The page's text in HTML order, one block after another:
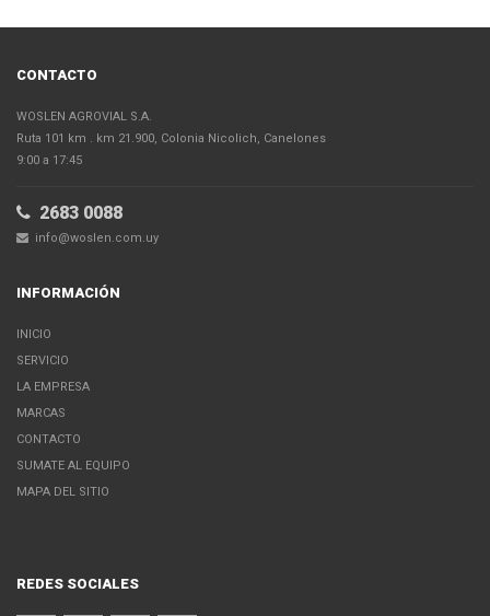
CONTACTO
WOSLEN AGROVIAL S.A.
Ruta 101 km . km 21.900, Colonia Nicolich, Canelones
9:00 a 17:45
2683 0088
info@woslen.com.uy
INFORMACIÓN
INICIO
SERVICIO
LA EMPRESA
MARCAS
CONTACTO
SUMATE AL EQUIPO
MAPA DEL SITIO
REDES SOCIALES